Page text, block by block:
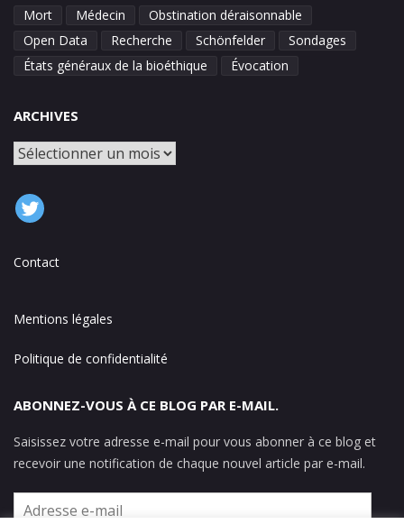
Mort
Médecin
Obstination déraisonnable
Open Data
Recherche Schönfelder
Sondages
États généraux de la bioéthique
Évocation
ARCHIVES
Archives
Contact
Mentions légales
Politique de confidentialité
ABONNEZ-VOUS À CE BLOG PAR E-MAIL.
Saisissez votre adresse e-mail pour vous abonner à ce blog et
recevoir une notification de chaque nouvel article par e-mail.
Adresse